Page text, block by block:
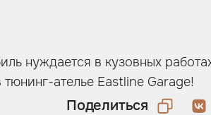
нуждается в кузовных
ателье Eastline Garage!
Поделиться